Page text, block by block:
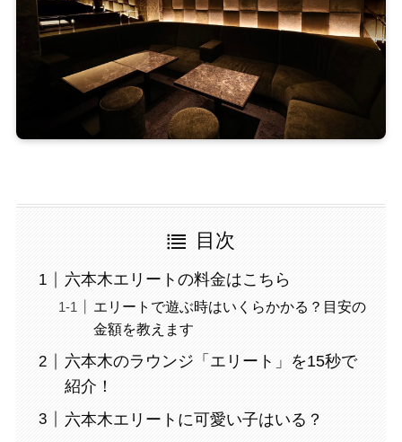
目次
六本木エリートの料金はこちら
エリートで遊ぶ時はいくらかかる？目安の
金額を教えます
六本木のラウンジ「エリート」を15秒で
紹介！
六本木エリートに可愛い子はいる？